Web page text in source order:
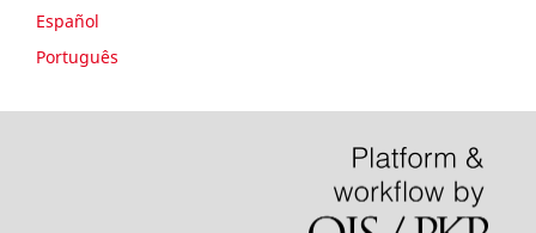
Español
Português